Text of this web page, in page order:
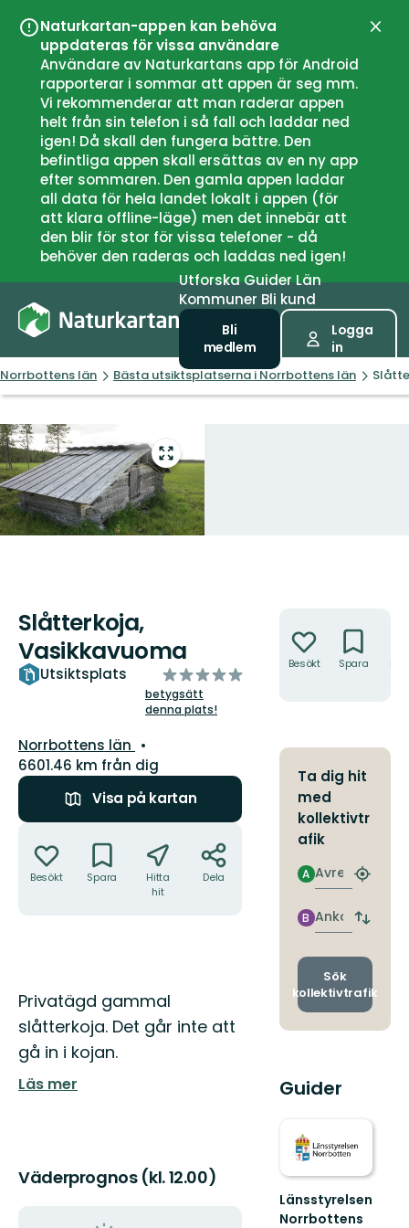
Naturkartan-appen kan behöva
uppdateras för vissa användare
Användare av Naturkartans app för Android
rapporterar i sommar att appen är seg mm.
Vi rekommenderar att man raderar appen
helt från sin telefon i så fall och laddar ned
igen! Då skall den fungera bättre. Den
befintliga appen skall ersättas av en ny app
efter sommaren. Den gamla appen laddar
all data för hela landet lokalt i appen (för
att klara offline-läge) men det innebär att
den blir för stor för vissa telefoner - då
behöver den raderas och laddas ned igen!
UtforskaGuiderLän
Kommuner Bli kund
Bli
medlem
Logga
in
Norrbottens län Bästa utsiktsplatserna i Norrbottens län
Gå
till
helskärmsläge
Slåtterkoja,
Vasikkavuoma
Utsiktsplats
av
5
stjärnor
betygsätt
denna plats!
Län:
Norrbottens län
6601.46 km från dig
Visa på kartan
Besökt Spara
Hitta
hit
Dela
Beskrivning
Privatägd gammal
slåtterkoja. Det går inte att
gå in i kojan.
Läs mer
Väderprognos (kl. 12.00)
Besökt Spara
Ta dig hit
med
kollektivtr
afik
Avresa
A
Hitta
Ankomst
B
Byt
och
Sök
kollektivtrafik
Guider
Länsstyrelsen
Norrbottens